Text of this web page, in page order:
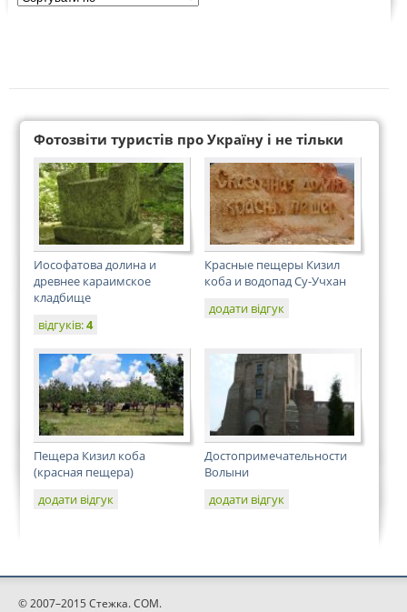
Фотозвіти туристів про Україну і не тільки
Иософатова долина и
древнее караимское
кладбище
відгуків:4
Красные пещеры Кизил
коба и водопад Cу-Учхан
додати відгук
Пещера Кизил коба
(красная пещера)
додати відгук
Достопримечательности
Волыни
додати відгук
© 2007–2015 Стежка. COM.